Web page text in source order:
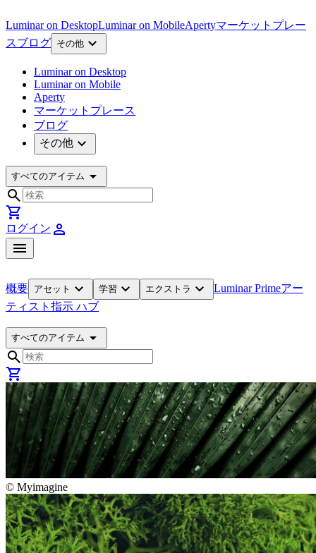
Luminar on DesktopLuminar on MobileApertyマーケットプレー
スブログ その他 expand_more
Luminar on Desktop
Luminar on Mobile
Aperty
マーケットプレース
ブログ
その他 expand_more
すべてのアイテム arrow_drop_down
search
shopping_cart
ログイン person
menu
概要 アセット expand_more 学習 expand_more エクストラ expand_more Luminar Primeアー
ティスト 指示 ハブ
すべてのアイテム arrow_drop_down
search
shopping_cart
© Myimagine